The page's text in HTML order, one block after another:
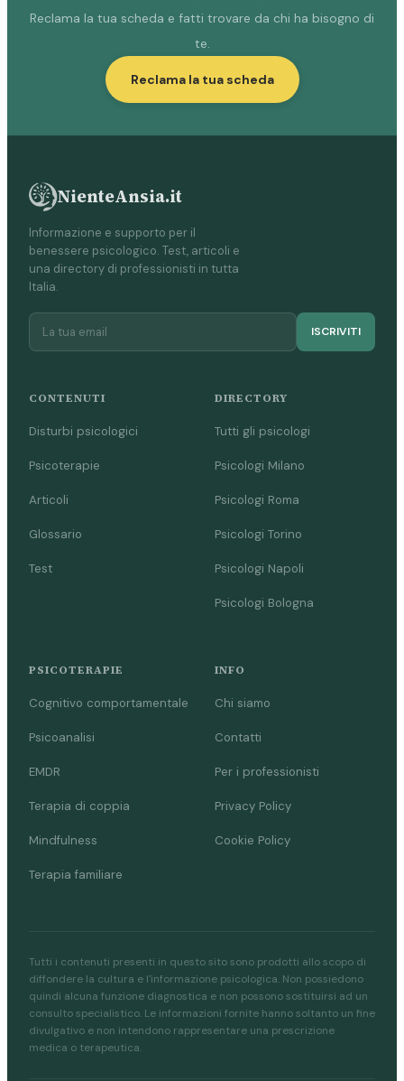
Reclama la tua scheda e fatti trovare da chi ha bisogno di
te.
Reclama la tua scheda
NienteAnsia.it
Informazione e supporto per il
benessere psicologico. Test, articoli e
una directory di professionisti in tutta
Italia.
ISCRIVITI
CONTENUTI
Disturbi psicologici
Psicoterapie
Articoli
Glossario
Test
DIRECTORY
Tutti gli psicologi
Psicologi Milano
Psicologi Roma
Psicologi Torino
Psicologi Napoli
Psicologi Bologna
PSICOTERAPIE
Cognitivo comportamentale
Psicoanalisi
EMDR
Terapia di coppia
Mindfulness
Terapia familiare
INFO
Chi siamo
Contatti
Per i professionisti
Privacy Policy
Cookie Policy
Tutti i contenuti presenti in questo sito sono prodotti allo scopo di
diffondere la cultura e l'informazione psicologica. Non possiedono
quindi alcuna funzione diagnostica e non possono sostituirsi ad un
consulto specialistico. Le informazioni fornite hanno soltanto un fine
divulgativo e non intendono rappresentare una prescrizione
medica o terapeutica.